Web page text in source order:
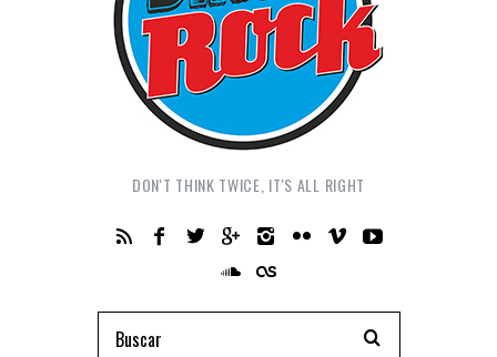
DON'T THINK TWICE, IT'S ALL RIGHT